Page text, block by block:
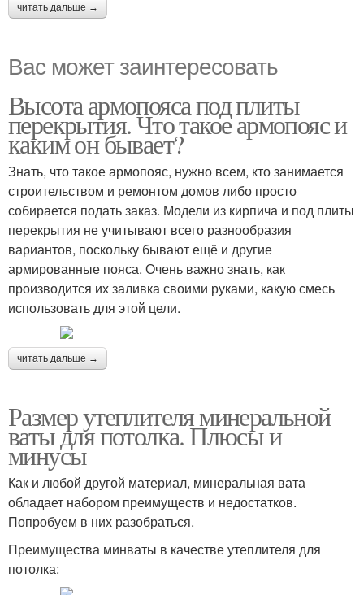
читать дальше →
Вас может заинтересовать
Высота армопояса под плиты
перекрытия. Что такое армопояс и
каким он бывает?
Знать, что такое армопояс, нужно всем, кто занимается
строительством и ремонтом домов либо просто
собирается подать заказ. Модели из кирпича и под плиты
перекрытия не учитывают всего разнообразия
вариантов, поскольку бывают ещё и другие
армированные пояса. Очень важно знать, как
производится их заливка своими руками, какую смесь
использовать для этой цели.
читать дальше →
Размер утеплителя минеральной
ваты для потолка. Плюсы и
минусы
Как и любой другой материал, минеральная вата
обладает набором преимуществ и недостатков.
Попробуем в них разобраться.
Преимущества минваты в качестве утеплителя для
потолка: